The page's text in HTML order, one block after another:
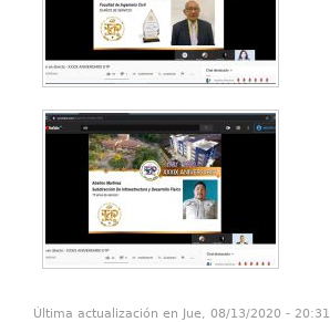
Última actualización en Jue, 08/13/2020 - 20:31